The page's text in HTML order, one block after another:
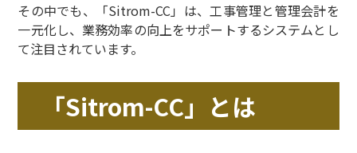
その中でも、「Sitrom-CC」は、工事管理と管理会計を
一元化し、業務効率の向上をサポートするシステムとし
て注目されています。
「Sitrom-CC」とは